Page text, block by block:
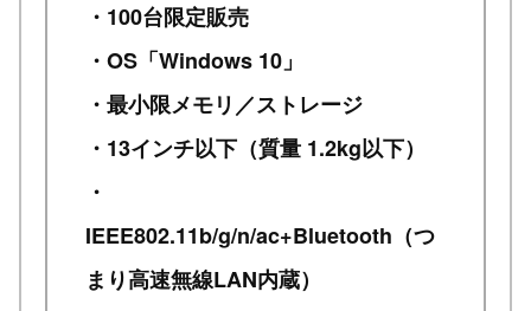
・100台限定販売
・OS「Windows 10」
・最小限メモリ／ストレージ
・13インチ以下（質量 1.2kg以下）
・
IEEE802.11b/g/n/ac+Bluetooth（つ
まり高速無線LAN内蔵）